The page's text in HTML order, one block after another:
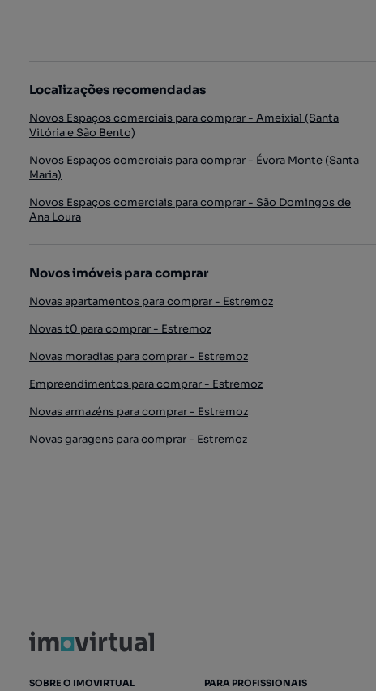
Localizações recomendadas
Novos Espaços comerciais para comprar - Ameixial (Santa
Vitória e São Bento)
Novos Espaços comerciais para comprar - Évora Monte (Santa
Maria)
Novos Espaços comerciais para comprar - São Domingos de
Ana Loura
Novos imóveis para comprar
Novas apartamentos para comprar - Estremoz
Novas t0 para comprar - Estremoz
Novas moradias para comprar - Estremoz
Empreendimentos para comprar - Estremoz
Novas armazéns para comprar - Estremoz
Novas garagens para comprar - Estremoz
SOBRE O IMOVIRTUAL PARA PROFISSIONAIS